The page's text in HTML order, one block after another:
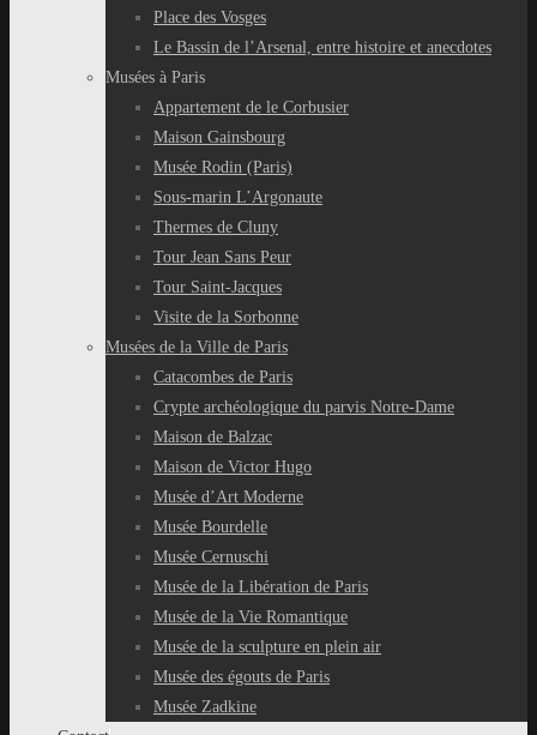
Place des Vosges
Le Bassin de l’Arsenal, entre histoire et anecdotes
Musées à Paris
Appartement de le Corbusier
Maison Gainsbourg
Musée Rodin (Paris)
Sous-marin L’Argonaute
Thermes de Cluny
Tour Jean Sans Peur
Tour Saint-Jacques
Visite de la Sorbonne
Musées de la Ville de Paris
Catacombes de Paris
Crypte archéologique du parvis Notre-Dame
Maison de Balzac
Maison de Victor Hugo
Musée d’Art Moderne
Musée Bourdelle
Musée Cernuschi
Musée de la Libération de Paris
Musée de la Vie Romantique
Musée de la sculpture en plein air
Musée des égouts de Paris
Musée Zadkine